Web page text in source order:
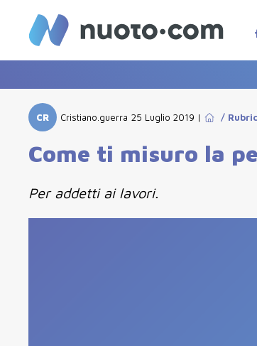
CR Cristiano.guerra 25 Luglio 2019 | /
Come ti misuro la
Per addetti ai lavori.